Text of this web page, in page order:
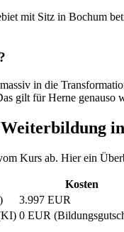
mit Sitz in Bochum
in die
gilt für Herne
Kurs ab. Hier ein
Kosten
3.997 EUR
0 EUR